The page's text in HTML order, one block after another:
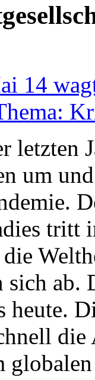
14
letzten
um
tritt
sich
heute.
die